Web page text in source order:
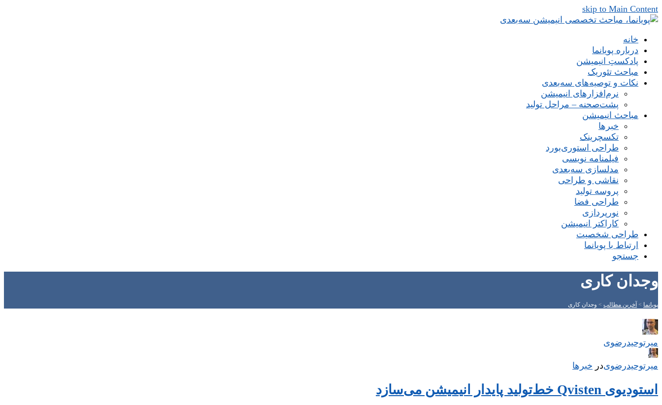
skip to Main Content
خانه
درباره پویانما
پادکستِ انیمیشن
مباحث تئوریک
نکات و توصیه‌های‌ سه‌بعدی
نرم‌افزارهای انیمیشن
پشت‌صحنه – مراحل تولید
مباحث انیمیشن
خبرها
تکسچرینک
طراحی استوری‌بورد
فیلمنامه نویسی
مدلسازی سه‌بعدی
نقاشی و طراحی
پروسه تولید
طراحی فضا
نورپردازی
کاراکتر انیمیشن
طراحی شخصیت
ارتباط با پویانما
جستجو
وجدان کاری
پویانما > آخرین مطالب > وجدان کاری
میر‌توحیدرضوی
میر‌توحیدرضویدر خبرها
استودیوی Qvisten خط‌تولید پایدار انیمیشن می‌سازد